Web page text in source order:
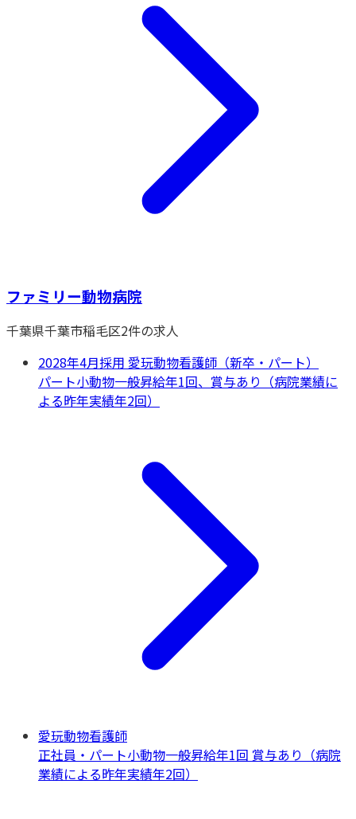
ファミリー動物病院
千葉県千葉市稲毛区2件の求人
2028年4月採用 愛玩動物看護師（新卒・パート）
パート小動物一般昇給年1回、賞与あり（病院業績に
よる昨年実績年2回）
愛玩動物看護師
正社員・パート小動物一般昇給年1回 賞与あり（病院
業績による昨年実績年2回）